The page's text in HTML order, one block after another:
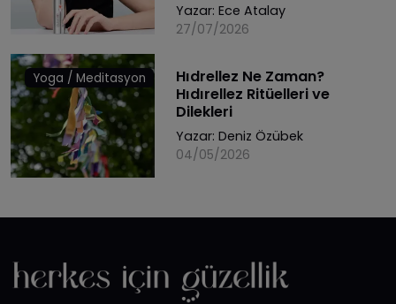
Yazar: Ece Atalay
27/07/2026
Yoga / Meditasyon
Hıdrellez Ne Zaman?
Hıdırellez Ritüelleri ve
Dilekleri
Yazar: Deniz Özübek
04/05/2026